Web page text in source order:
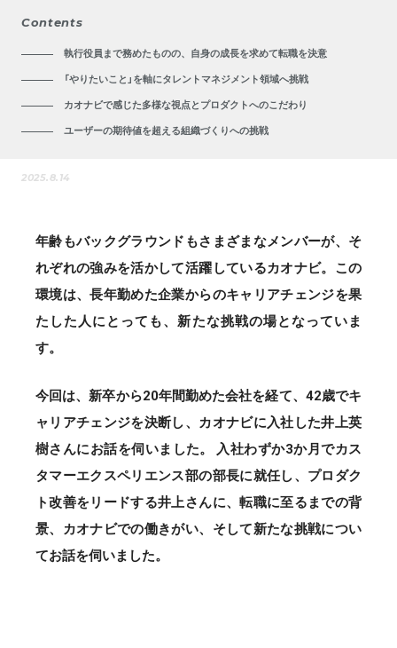
Contents
執行役員まで務めたものの、自身の成長を求めて転職を決意
「やりたいこと」を軸にタレントマネジメント領域へ挑戦
カオナビで感じた多様な視点とプロダクトへのこだわり
ユーザーの期待値を超える組織づくりへの挑戦
2025.8.14
年齢もバックグラウンドもさまざまなメンバーが、そ
れぞれの強みを活かして活躍しているカオナビ。この
環境は、長年勤めた企業からのキャリアチェンジを果
たした人にとっても、新たな挑戦の場となっていま
す。
今回は、新卒から20年間勤めた会社を経て、42歳でキ
ャリアチェンジを決断し、カオナビに入社した井上英
樹さんにお話を伺いました。 入社わずか3か月でカス
タマーエクスペリエンス部の部長に就任し、プロダク
ト改善をリードする井上さんに、転職に至るまでの背
景、カオナビでの働きがい、そして新たな挑戦につい
てお話を伺いました。